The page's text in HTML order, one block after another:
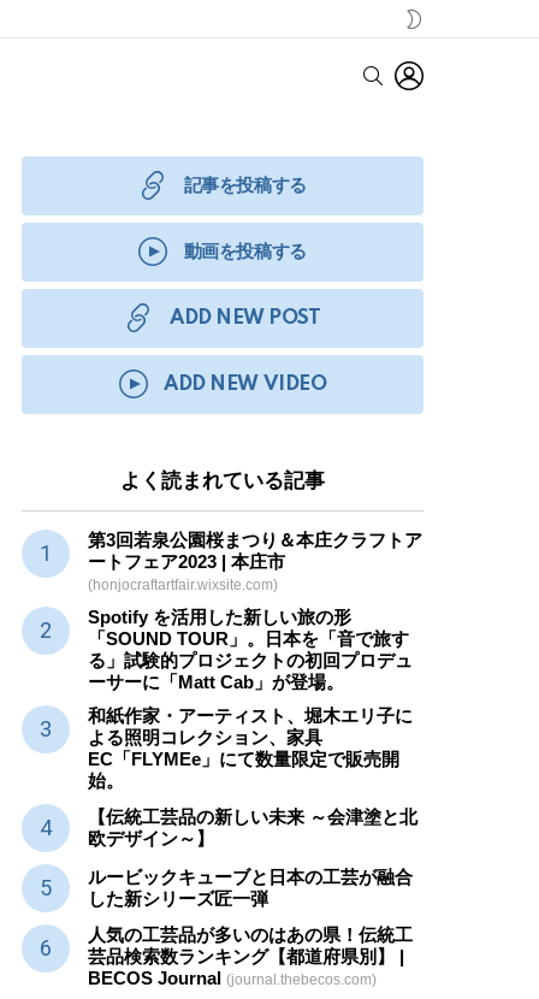
SKIN
SEARCH
記事を投稿する
動画を投稿する
ADD NEW POST
ADD NEW VIDEO
よく読まれている記事
第3回若泉公園桜まつり＆本庄クラフトア
ートフェア2023 | 本庄市
(honjocraftartfair.wixsite.com)
Spotify を活用した新しい旅の形
「SOUND TOUR」。日本を「音で旅す
る」試験的プロジェクトの初回プロデュ
ーサーに「Matt Cab」が登場。
和紙作家・アーティスト、堀木エリ子に
よる照明コレクション、家具
EC「FLYMEe」にて数量限定で販売開
始。
【伝統工芸品の新しい未来 ～会津塗と北
欧デザイン～】
ルービックキューブと日本の工芸が融合
した新シリーズ匠一弾
人気の工芸品が多いのはあの県！伝統工
芸品検索数ランキング【都道府県別】 |
BECOS Journal (journal.thebecos.com)